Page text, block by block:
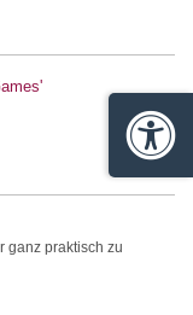
ganz praktisch zu